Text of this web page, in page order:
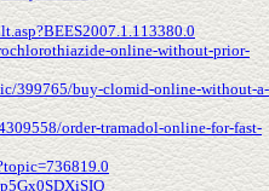
online-without-prior-
399765/buy-clomid-online-without-a-
order-tramadol-online-for-fast-